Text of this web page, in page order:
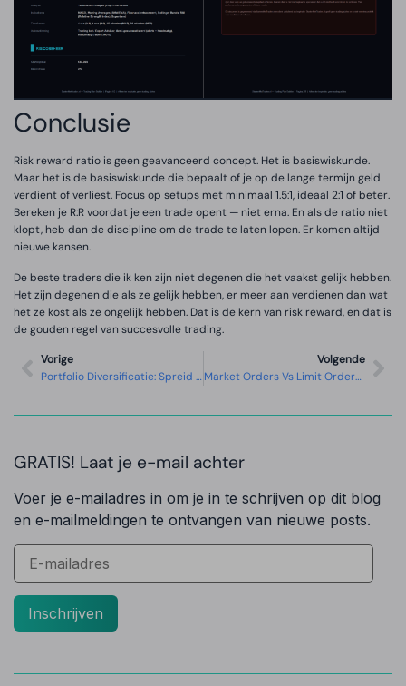
Conclusie
Risk reward ratio is geen geavanceerd concept. Het is basiswiskunde.
Maar het is de basiswiskunde die bepaalt of je op de lange termijn geld
verdient of verliest. Focus op setups met minimaal 1.5:1, ideaal 2:1 of beter.
Bereken je R:R voordat je een trade opent — niet erna. En als de ratio niet
klopt, heb dan de discipline om de trade te laten lopen. Er komen altijd
nieuwe kansen.
De beste traders die ik ken zijn niet degenen die het vaakst gelijk hebben.
Het zijn degenen die als ze gelijk hebben, er meer aan verdienen dan wat
het ze kost als ze ongelijk hebben. Dat is de kern van risk reward, en dat is
de gouden regel van succesvolle trading.
Vorige
Portfolio Diversificatie: Spreid Je Risico’s Als Een Pro
Volgende
Market Orders Vs Limit Orders: Welke Order Type Wanneer?
GRATIS! Laat je e-mail achter
Voer je e-mailadres in om je in te schrijven op dit blog
en e-mailmeldingen te ontvangen van nieuwe posts.
Inschrijven